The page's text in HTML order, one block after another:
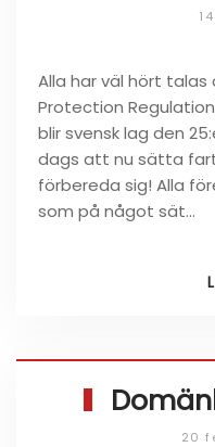
Alla har väl hört talas
Protection
blir svensk lag den
dags att nu sätta
förbereda sig! Alla
som på något sät…
20